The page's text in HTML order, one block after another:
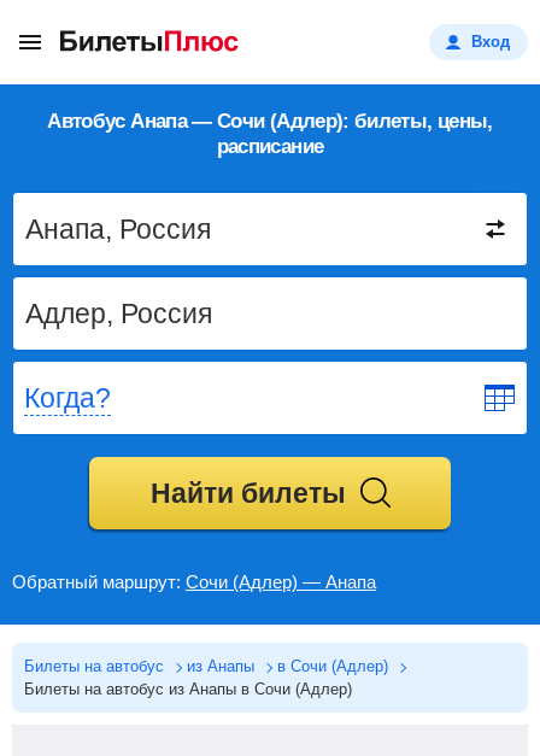
Вход
Автобус Анапа — Сочи (Адлер): билеты, цены,
расписание
Когда?
Найти билеты
Обратный маршрут: Сочи (Адлер) — Анапа
Билеты на автобус из Анапы
в Сочи (Адлер)
Билеты на автобус из Анапы в Сочи (Адлер)